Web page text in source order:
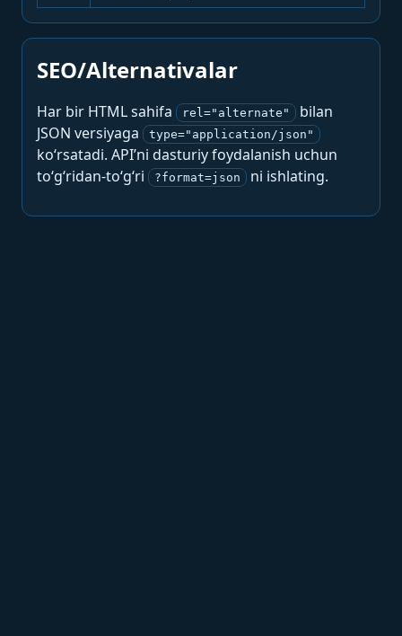
SEO/Alternativalar
Har bir HTML sahifa rel="alternate"
bilan
JSON versiyaga
type="application/json"
ko‘rsatadi. API’ni dasturiy foydalanish uchun
to‘g‘ridan-to‘g‘ri
?format=json ni ishlating.